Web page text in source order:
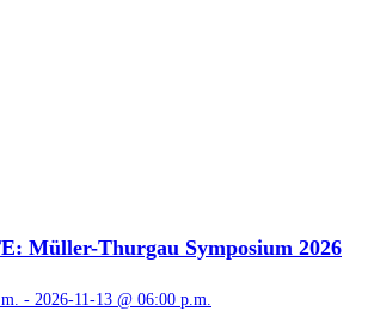
Müller-Thurgau Symposium 2026
- 2026-11-13 @ 06:00 p.m.